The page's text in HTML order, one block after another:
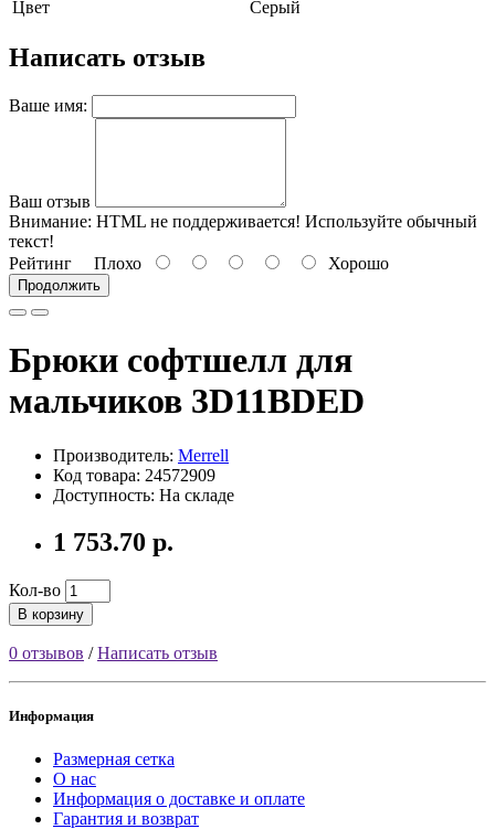
Цвет
Серый
Написать отзыв
Ваше имя:
Ваш отзыв
Внимание: HTML не поддерживается! Используйте обычный
текст!
Рейтинг Плохо Хорошо
Продолжить
Брюки софтшелл для
мальчиков 3D11BDED
Производитель: Merrell
Код товара: 24572909
Доступность: На складе
1 753.70 р.
Кол-во
В корзину
0 отзывов /Написать отзыв
Информация
Размерная сетка
О нас
Информация о доставке и оплате
Гарантия и возврат